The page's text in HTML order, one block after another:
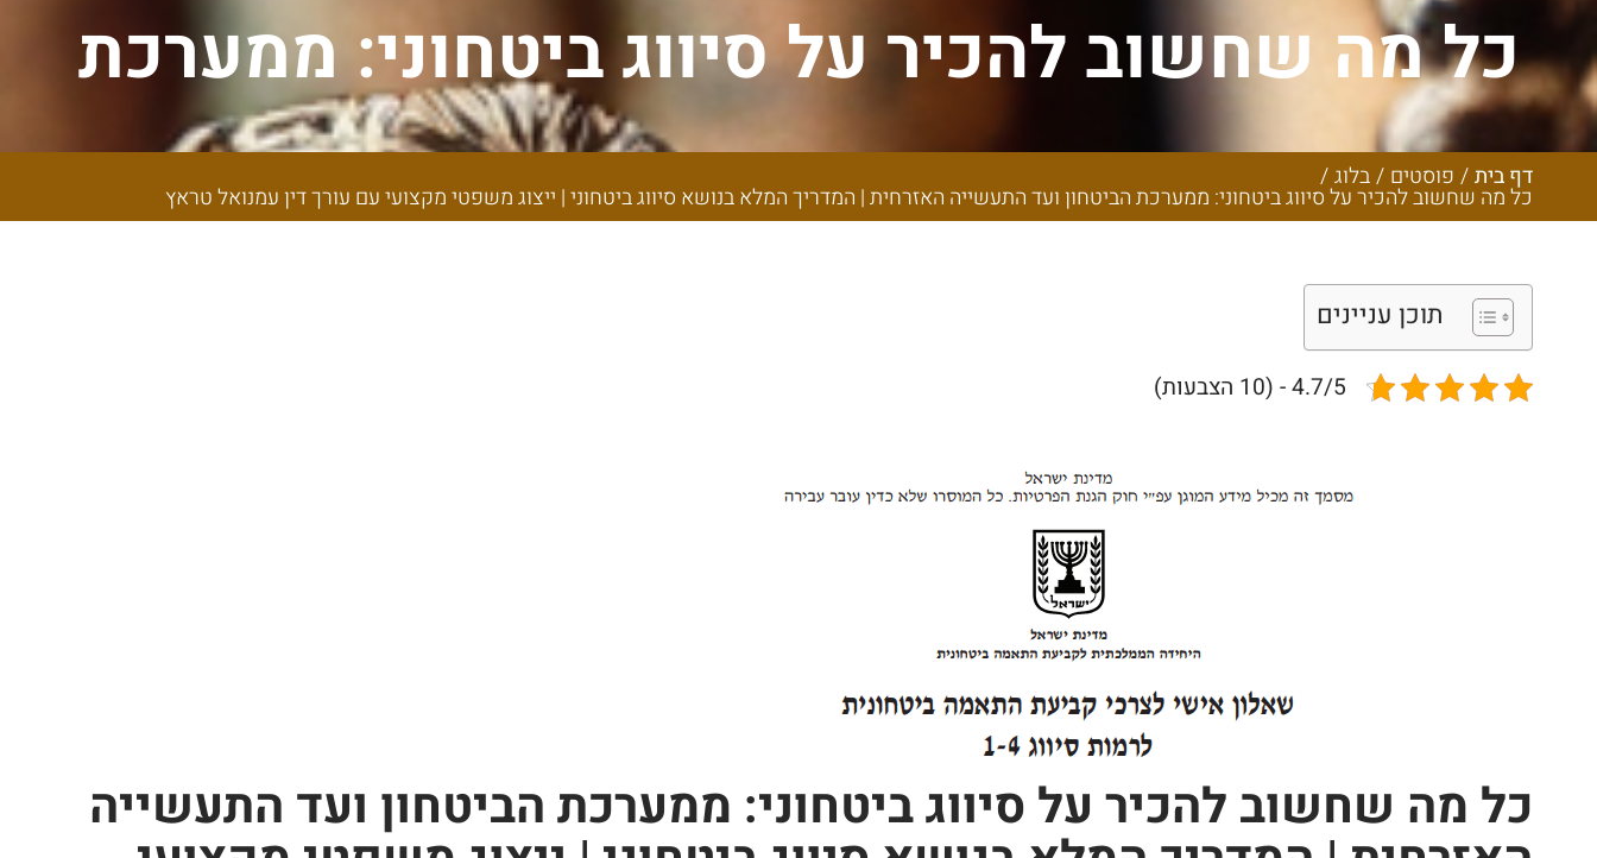
כל מה שחשוב להכיר על סיווג ביטחוני: ממערכת
הביטחון ועד התעשייה האזרחית | המדריך המלא
בנושא סיווג ביטחוני | ייצוג משפטי מקצועי עםדף בית/ פוסטים /בלוג/
כל מה שחשוב להכיר על סיווג ביטחוני: ממערכת הביטחון ועד התעשייה האזרחית | המדריך המלא בנושא סיווג ביטחוני | ייצוג משפטי מקצועי עם עורך דין עמנואל טראץ
תוכן עניינים
4.7/5 - (10 הצבעות)
כל מה שחשוב להכיר על סיווג ביטחוני: ממערכת הביטחון ועד התעשייה